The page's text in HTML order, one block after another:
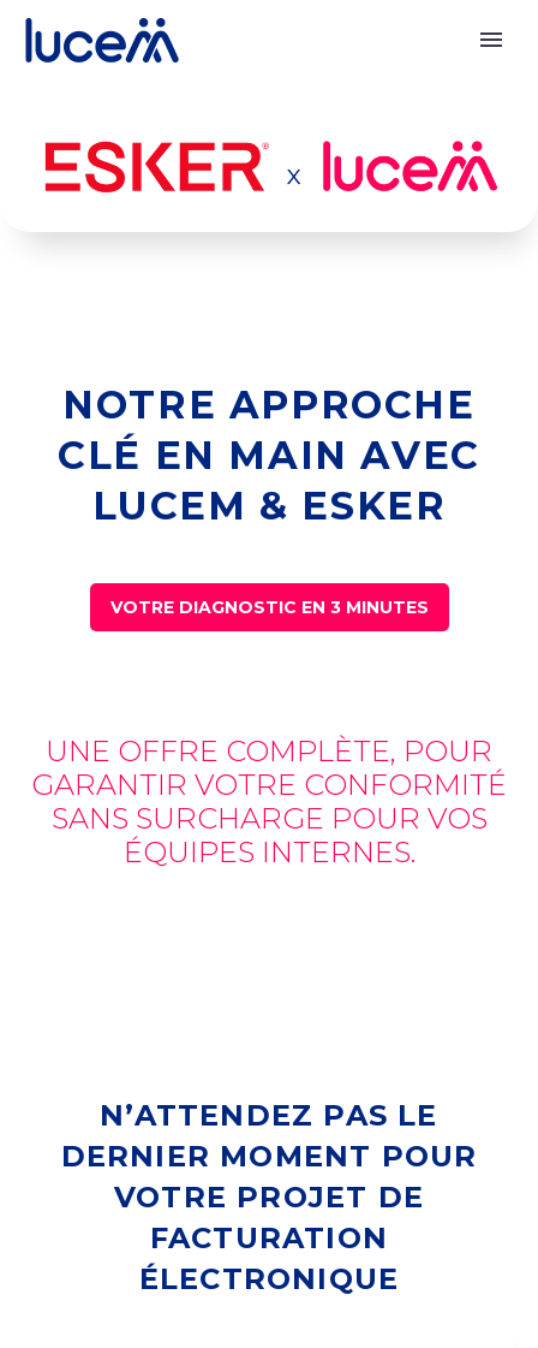
NOTRE APPROCHE
CLÉ EN MAIN AVEC
LUCEM & ESKER
VOTRE DIAGNOSTIC EN 3 MINUTES
UNE OFFRE COMPLÈTE, POUR
GARANTIR VOTRE CONFORMITÉ
SANS SURCHARGE POUR VOS
ÉQUIPES INTERNES.
N’ATTENDEZ PAS LE
DERNIER MOMENT POUR
VOTRE PROJET DE
FACTURATION
ÉLECTRONIQUE